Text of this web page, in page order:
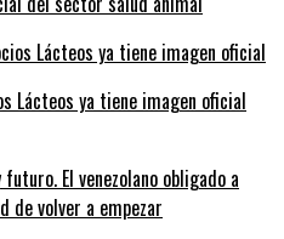
Lácteos ya tiene imagen oficial